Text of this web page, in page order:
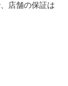
店舗の保証は